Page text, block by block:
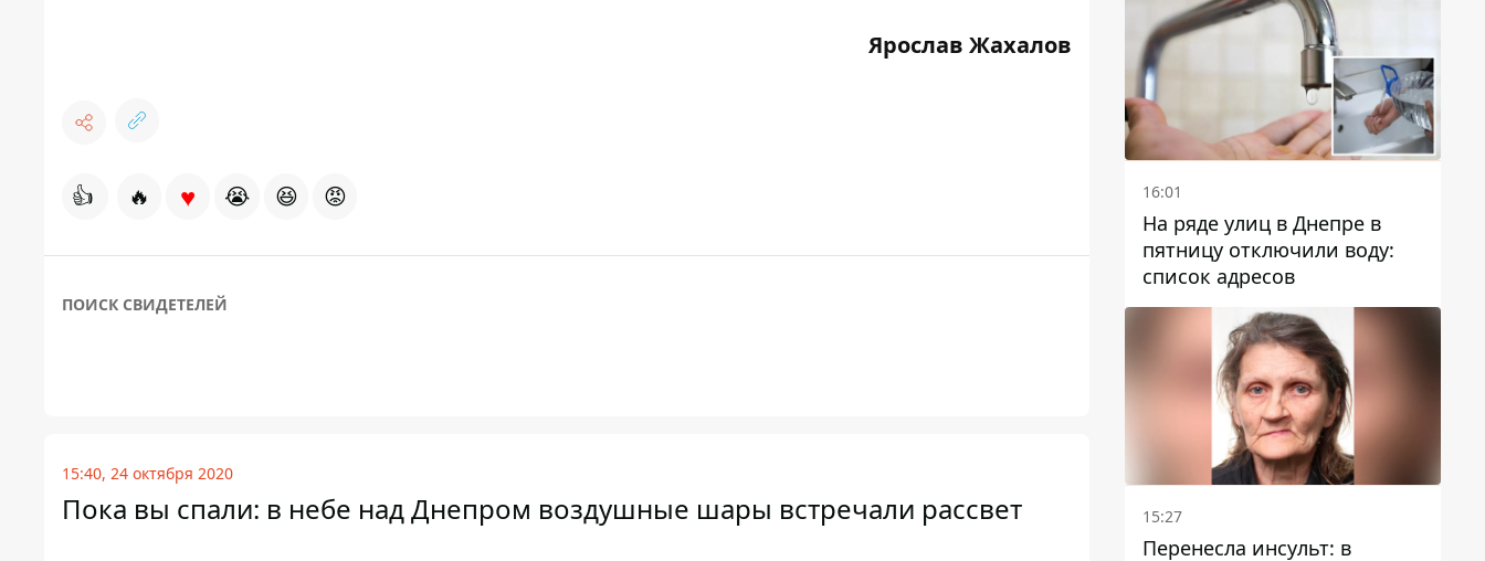
Ярослав Жахалов
👍 🔥 ♥ 😭 😆 😡
ПОИСК СВИДЕТЕЛЕЙ
15:40, 24 октября 2020
Пока вы спали: в небе над Днепром воздушные шары встречали рассвет
16:01
На ряде улиц в Днепре в
пятницу отключили воду:
список адресов
15:27
Перенесла инсульт: в